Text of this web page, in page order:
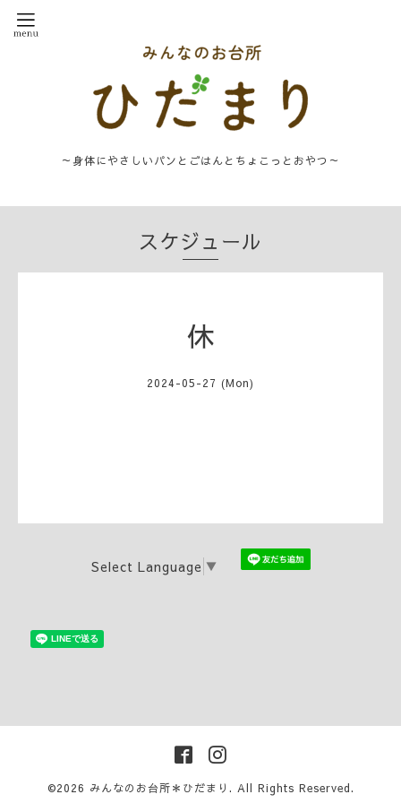
～身体にやさしいパンとごはんとちょこっとおやつ～
スケジュール
休
2024-05-27 (Mon)
Select Language ▼
©2026 みんなのお台所＊ひだまり . All Rights Reserved.